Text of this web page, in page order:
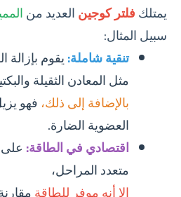
يمتلكفلتر كوجينالعديد من
سبيل المثال:
تنقية شاملة:يقوم
مثل المعادن الثقيلة
بالإضافة إلى ذلك، فهو
العضوية الضارة.
اقتصادي في الطاقة:
متعدد المراحل،
إلا أنه موفر للطاقة